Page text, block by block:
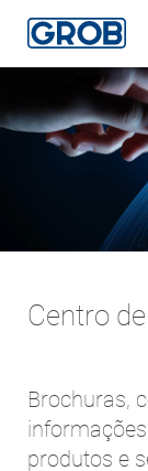
O usuário foi
nosso site em
You were
OK
Centro
Brochuras,
produtos e